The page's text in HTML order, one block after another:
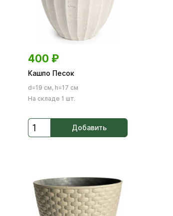
400 ₽
Кашпо Песок
d=19 см, h=17 см
На складе 1 шт.
Добавить